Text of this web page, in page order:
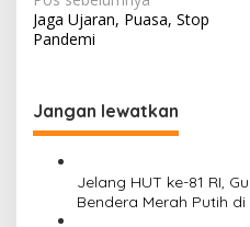
pos
Jaga Ujaran, Puasa, Stop
Pandemi
Jangan lewatkan
Jelang HUT ke-81 RI,
Bendera Merah Putih